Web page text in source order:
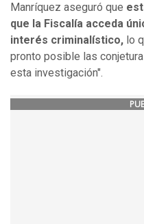
Manríquez aseguró que
que la Fiscalía acceda
interés criminalístico, lo
pronto posible las
esta investigación".